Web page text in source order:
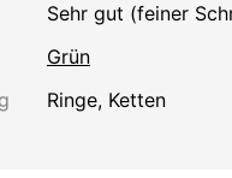
Sehr gut (feiner
Grün
Ringe, Ketten